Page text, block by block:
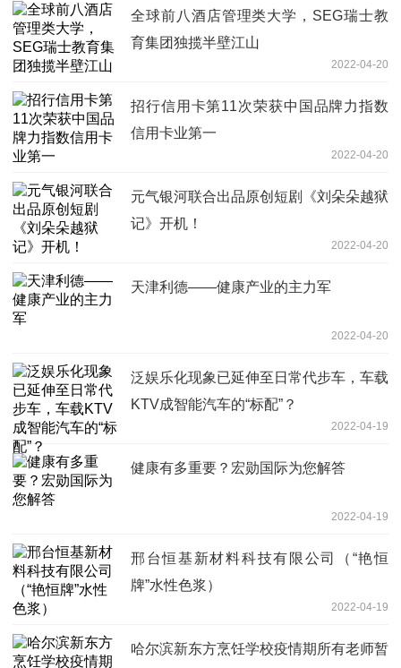
全球前八酒店管理类大学，SEG瑞士教
育集团独揽半壁江山
2022-04-20
招行信用卡第11次荣获中国品牌力指数
信用卡业第一
2022-04-20
元气银河联合出品原创短剧《刘朵朵越狱
记》开机！
2022-04-20
天津利德——健康产业的主力军
2022-04-20
泛娱乐化现象已延伸至日常代步车，车载
KTV成智能汽车的“标配”？
2022-04-19
健康有多重要？宏勋国际为您解答
2022-04-19
邢台恒基新材料科技有限公司（“艳恒
牌”水性色浆）
2022-04-19
哈尔滨新东方烹饪学校疫情期所有老师暂